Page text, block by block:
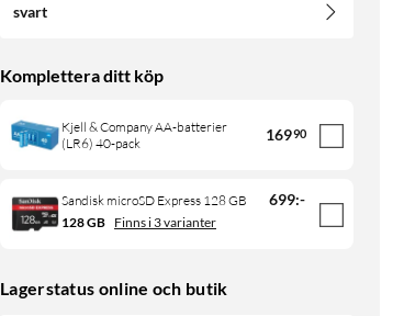
svart
Komplettera ditt köp
Kjell & Company AA-batterier
(LR6) 40-pack
16990
Sandisk microSD Express 128 GB 699:-
128 GB Finns i 3 varianter
Lagerstatus online och butik